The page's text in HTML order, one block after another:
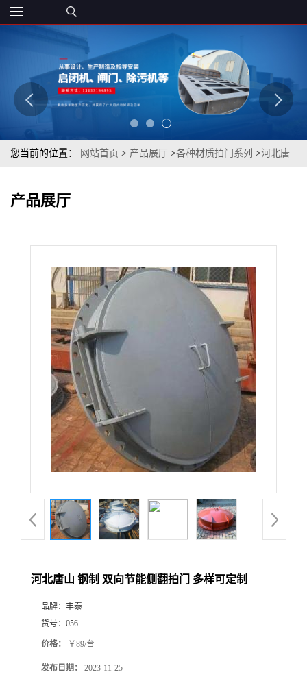
您当前的位置： 网站首页 > 产品展厅 >各种材质拍门系列 >河北唐
产品展厅
河北唐山 钢制 双向节能侧翻拍门 多样可定制
品牌： 丰泰
货号： 056
价格： ￥89/台
发布日期： 2023-11-25